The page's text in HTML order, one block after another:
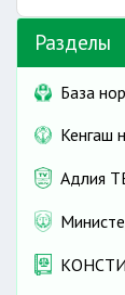
Разделы
База
Кенгаш
Адлия